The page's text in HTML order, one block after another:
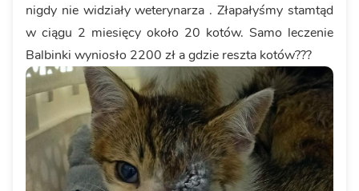
nigdy nie widziały weterynarza . Złapałyśmy stamtąd
w ciągu 2 miesięcy około 20 kotów. Samo leczenie
Balbinki wyniosło 2200 zł a gdzie reszta kotów???